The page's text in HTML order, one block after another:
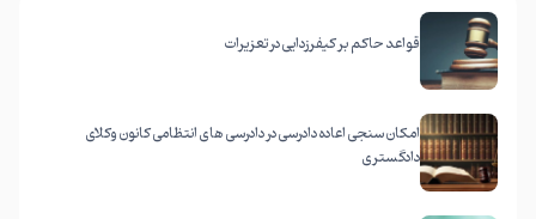
قواعد حاکم بر کیفرزدایی در تعزیرات
امکان سنجی اعاده دادرسی در دادرسی های انتظامی کانون وکلای
دادگستری